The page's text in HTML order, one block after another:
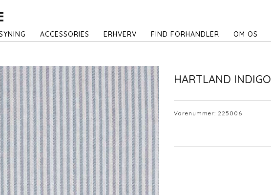
ACCESSORIES ERHVERV FIND FORHANDLER OM OS
HARTLAND INDIGO
Varenummer: 225006